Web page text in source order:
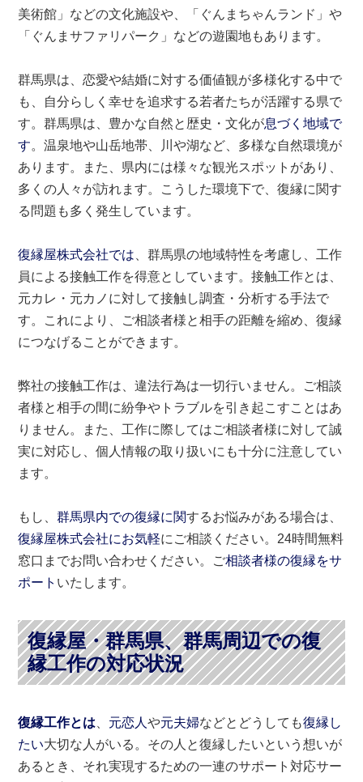
美術館」などの文化施設や、「ぐんまちゃんランド」や
「ぐんまサファリパーク」などの遊園地もあります。
群馬県は、恋愛や結婚に対する価値観が多様化する中で
も、自分らしく幸せを追求する若者たちが活躍する県で
す。群馬県は、豊かな自然と歴史・文化が息づく地域で
す。温泉地や山岳地帯、川や湖など、多様な自然環境が
あります。また、県内には様々な観光スポットがあり、
多くの人々が訪れます。こうした環境下で、復縁に関す
る問題も多く発生しています。
復縁屋株式会社では 、群馬県の地域特性を考慮し、工作
員による接触工作を得意としています。接触工作とは、
元カレ・元カノに対して接触し調査・分析する手法で
す。これにより、ご相談者様と相手の距離を縮め、復縁
につなげることができます。
弊社の接触工作は、違法行為は一切行いません。ご相談
者様と相手の間に紛争やトラブルを引き起こすことはあ
りません。また、工作に際してはご相談者様に対して誠
実に対応し、個人情報の取り扱いにも十分に注意してい
ます。
もし、群馬県内での復縁に関するお悩みがある場合は、
復縁屋株式会社にお気軽にご相談ください。24時間無料
窓口までお問い合わせください。ご相談者様の復縁をサ
ポート いたします。
復縁屋・群馬県、群馬周辺での復
縁工作の対応状況
復縁工作とは 元恋人や元夫婦などとどうしても復縁し
たい大切な人がいる。その人と復縁したいという想いが
あるとき、それ実現するための一連のサポート対応サー